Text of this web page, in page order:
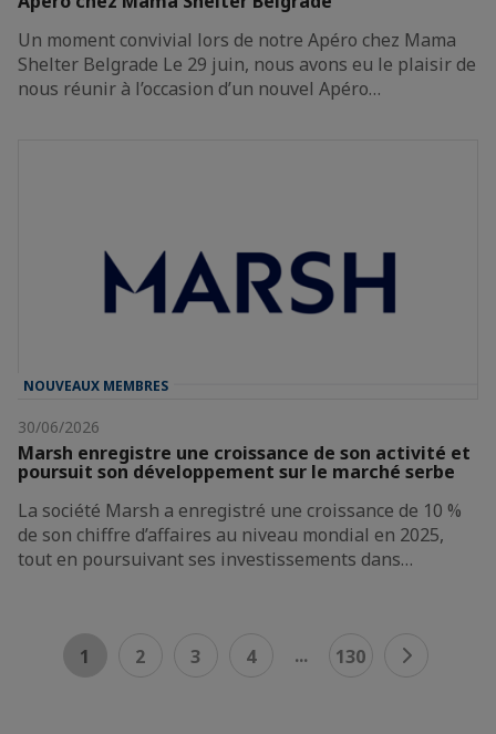
Un moment convivial lors de notre Apéro chez Mama
Shelter Belgrade Le 29 juin, nous avons eu le plaisir de
nous réunir à l’occasion d’un nouvel Apéro…
NOUVEAUX MEMBRES
30/06/2026
Marsh enregistre une croissance de son activité et
poursuit son développement sur le marché serbe
La société Marsh a enregistré une croissance de 10 %
de son chiffre d’affaires au niveau mondial en 2025,
tout en poursuivant ses investissements dans…
1 2 3 4 ... 130